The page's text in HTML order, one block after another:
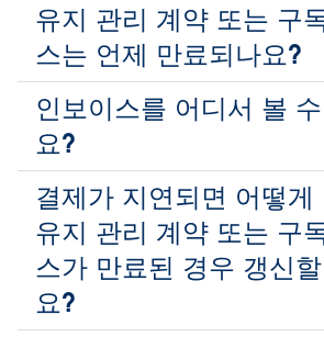
유지 관리 계약 또는 구
스는 언제 만료되나요?
인보이스를 어디서 볼
요?
결제가 지연되면 어떻게
유지 관리 계약 또는 구
스가 만료된 경우 갱신
요?